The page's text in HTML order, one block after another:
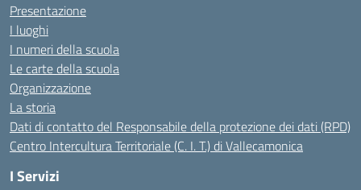
Presentazione
I luoghi
I numeri della scuola
Le carte della scuola
Organizzazione
La storia
Dati di contatto del Responsabile della protezione dei dati (RPD)
Centro Intercultura Territoriale (C. I. T.) di Vallecamonica
I Servizi